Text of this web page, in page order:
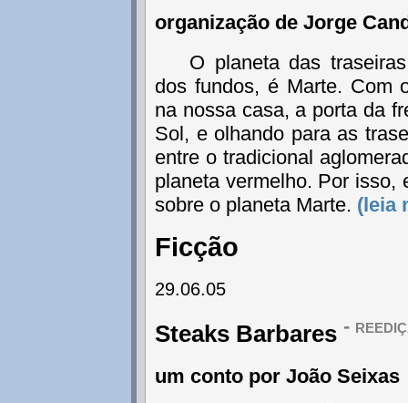
organização de Jorge
O planeta das
dos fundos, é Marte. Com
na nossa casa, a porta da
Sol, e olhando para as
entre o tradicional
planeta vermelho. Por isso,
sobre o planeta Marte. (leia
Ficção
29.06.05
Steaks Barbares -
um conto por João Seixas